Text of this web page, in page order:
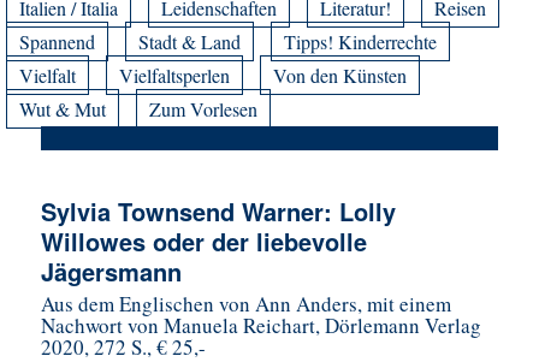
Italien / Italia
Leidenschaften Literatur!
Reisen
Spannend
Stadt & Land
Tipps! Kinderrechte
Vielfalt
Vielfaltsperlen
Von den Künsten
Wut & Mut
Zum Vorlesen
Sylvia Townsend Warner: Lolly
Willowes oder der liebevolle
Jägersmann
Aus dem Englischen von Ann Anders, mit einem
Nachwort von Manuela Reichart, Dörlemann Verlag
2020, 272 S., € 25,-